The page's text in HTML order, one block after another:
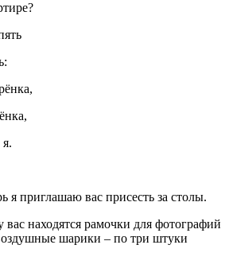
я приглашаю вас присесть за столы.
вас находятся рамочки для фотографий
шарики – по три штуки